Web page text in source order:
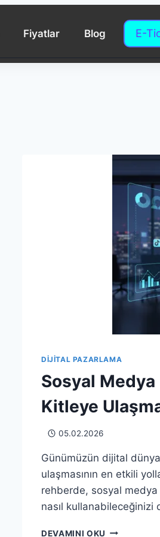
Fiyatlar Blog E-
DIJITAL PAZARLAMA
Sosyal Medya
Kitleye
05.02.2026
Günümüzün dijital
ulaşmasının en etkili
rehberde, sosyal medya
nasıl kullanabileceğinizi
DEVAMINI OKU SOSYAL